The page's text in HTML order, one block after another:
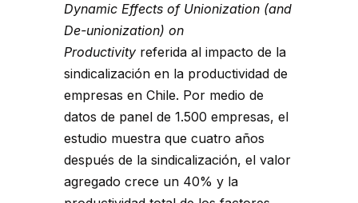
Dynamic Effects of Unionization (and
De-unionization) on
Productivity referida al impacto de la
sindicalización en la productividad de
empresas en Chile. Por medio de
datos de panel de 1.500 empresas, el
estudio muestra que cuatro años
después de la sindicalización, el valor
agregado crece un 40% y la